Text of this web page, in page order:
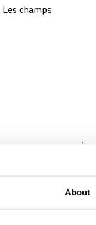
About
Les champs